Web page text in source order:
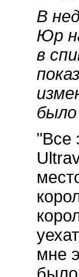
В
Юр
в
было
"Все
мне